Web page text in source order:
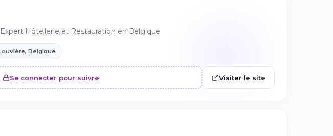
Hôtellerie et Restauration en Belgique
Belgique
Se connecter pour suivre Visiter le site